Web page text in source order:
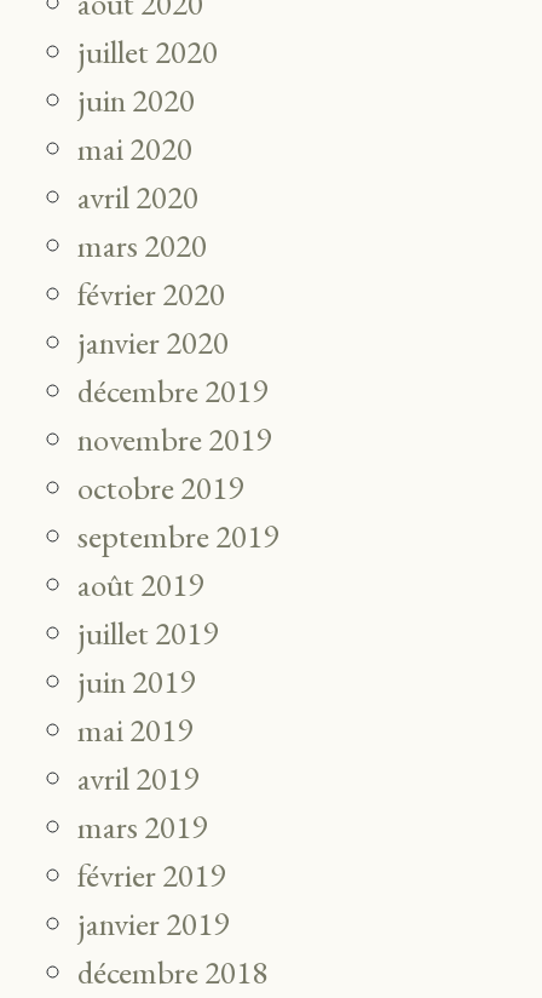
juillet 2020
juin 2020
mai 2020
avril 2020
mars 2020
février 2020
janvier 2020
décembre 2019
novembre 2019
octobre 2019
septembre 2019
août 2019
juillet 2019
juin 2019
mai 2019
avril 2019
mars 2019
février 2019
janvier 2019
décembre 2018